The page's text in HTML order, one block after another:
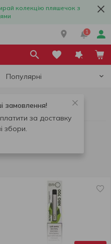
колекцію пляшечок з
1
Популярні
замовлення!
за доставку
збори.
Цигарки, стіки, аксесуари
тютюну